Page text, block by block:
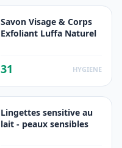
Savon Visage & Corps
Exfoliant Luffa Naturel
31 HYGIENE
Lingettes sensitive au
lait - peaux sensibles